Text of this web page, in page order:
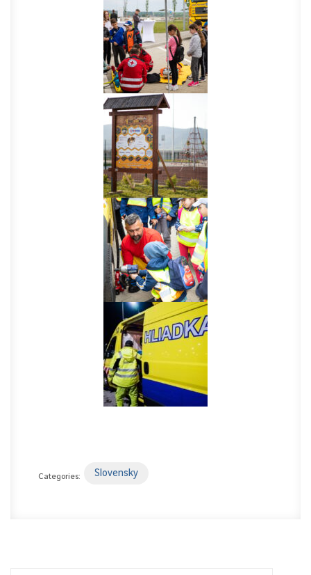
Categories: Slovensky